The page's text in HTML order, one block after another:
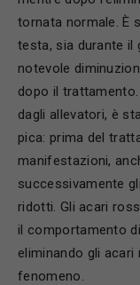
tornata normale. È
testa, sia durante il
notevole
dopo il
dagli allevatori, è
pica: prima del
manifestazioni,
successivamente
ridotti. Gli acari
il comportamento
eliminando gli acari
fenomeno.